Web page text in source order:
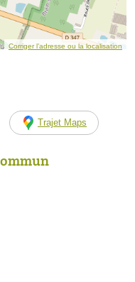
Corriger l’adresse ou la localisation
Trajet Maps